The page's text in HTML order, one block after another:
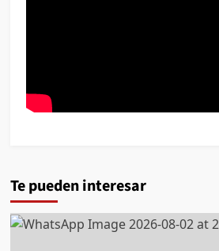
Te pueden interesar